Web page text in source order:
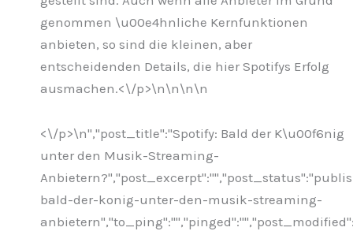
genommen \u00e4hnliche Kernfunktionen
anbieten, so sind die kleinen, aber
entscheidenden Details, die hier Spotifys Erfolg
ausmachen.<\/p>\n\n\n\n
<\/p>\n","post_title":"Spotify: Bald der K\u00f6nig
unter den Musik-Streaming-
bald-der-konig-unter-den-musik-streaming-